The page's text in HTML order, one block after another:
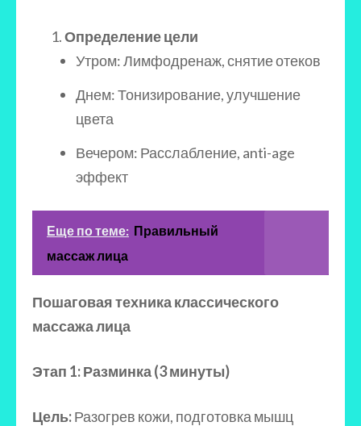
Определение цели
Утром: Лимфодренаж, снятие отеков
Днем: Тонизирование, улучшение
цвета
Вечером: Расслабление, anti-age
эффект
Еще по теме: Правильный
массаж лица
Пошаговая техника классического
массажа лица
Этап 1: Разминка (3 минуты)
Цель:Разогрев кожи, подготовка мышц